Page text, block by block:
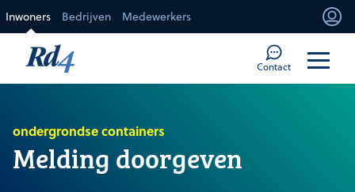
Inwoners Bedrijven Medewerkers
Contact
ondergrondse containers
Melding doorgeven